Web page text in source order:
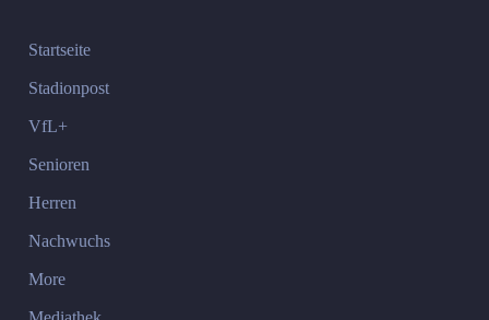
Startseite
Stadionpost
VfL+
Senioren
Herren
Nachwuchs
More